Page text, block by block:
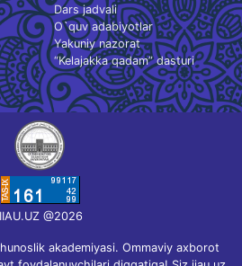
Dars jadvali
O`quv adabiyotlar
Yakuniy nazorat
“Kelajakka qadam” dasturi
IIAU.UZ @2026
akademiyasi. Ommaviy axborot